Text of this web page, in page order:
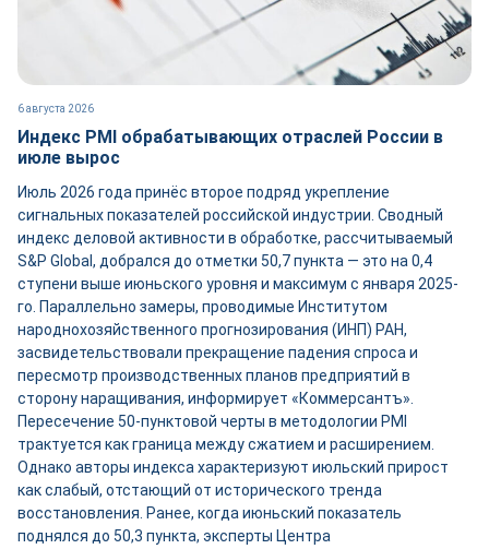
6 августа 2026
Индекс PMI обрабатывающих отраслей России в
июле вырос
Июль 2026 года принёс второе подряд укрепление
сигнальных показателей российской индустрии. Сводный
индекс деловой активности в обработке, рассчитываемый
S&P Global, добрался до отметки 50,7 пункта — это на 0,4
ступени выше июньского уровня и максимум с января 2025-
го. Параллельно замеры, проводимые Институтом
народнохозяйственного прогнозирования (ИНП) РАН,
засвидетельствовали прекращение падения спроса и
пересмотр производственных планов предприятий в
сторону наращивания, информирует «Коммерсантъ».
Пересечение 50-пунктовой черты в методологии PMI
трактуется как граница между сжатием и расширением.
Однако авторы индекса характеризуют июльский прирост
как слабый, отстающий от исторического тренда
восстановления. Ранее, когда июньский показатель
поднялся до 50,3 пункта, эксперты Центра